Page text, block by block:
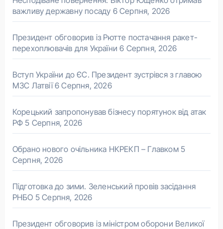
важливу державну посаду 6 Серпня, 2026
Президент обговорив із Рютте постачання ракет-
перехоплювачів для України 6 Серпня, 2026
Вступ України до ЄС. Президент зустрівся з главою
МЗС Латвії 6 Серпня, 2026
Корецький запропонував бізнесу порятунок від атак
РФ 5 Серпня, 2026
Обрано нового очільника НКРЕКП – Главком 5
Серпня, 2026
Підготовка до зими. Зеленський провів засідання
РНБО 5 Серпня, 2026
Президент обговорив із міністром оборони Великої